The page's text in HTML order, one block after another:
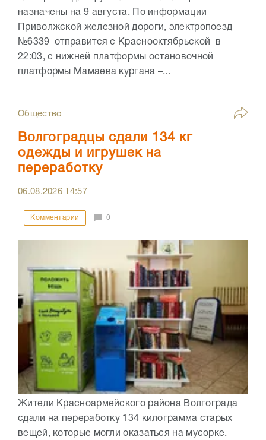
назначены на 9 августа. По информации
Приволжской железной дороги, электропоезд
№6339 отправится с Краснооктябрьской в
22:03, с нижней платформы остановочной
платформы Мамаева кургана –...
Общество
Волгоградцы сдали 134 кг
одежды и игрушек на
переработку
06.08.2026 14:57
Комментарии 0
Жители Красноармейского района Волгограда
сдали на переработку 134 килограмма старых
вещей, которые могли оказаться на мусорке.